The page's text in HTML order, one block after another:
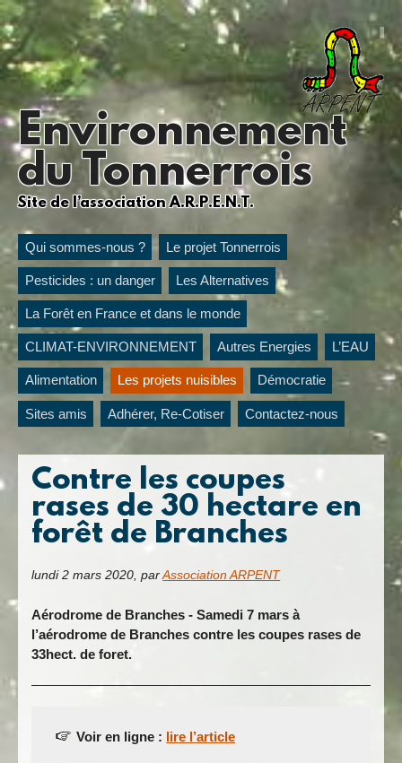
Environnement
du Tonnerrois
Site de l’association A.R.P.E.N.T.
Qui sommes-nous ? Le projet Tonnerrois
Pesticides : un danger Les Alternatives
La Forêt en France et dans le monde
CLIMAT-ENVIRONNEMENT Autres Energies L’EAU
Alimentation Les projets nuisibles Démocratie
Sites amis Adhérer, Re-Cotiser Contactez-nous
Contre les coupes
rases de 30 hectare en
forêt de Branches
lundi 2 mars 2020,parAssociation ARPENT
Aérodrome de Branches - Samedi 7 mars à
l’aérodrome de Branches contre les coupes rases de
33hect. de foret.
Voir en ligne : lire l’article